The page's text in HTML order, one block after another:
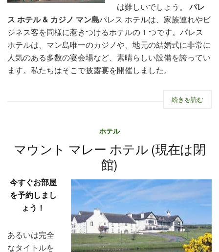
は難しいでしょう。パレ
ス ホテル & カジノ マン島パレス ホテルは、家族連れやビ
ジネス客を同様に惹きつけるホテルの 1 つです。パレス
ホテルは、マン島唯一のカジノや、地元の結婚式に非常に
人気のある多数の宴会場など、素晴らしい設備を誇ってい
ます。私たちはそこで披露宴を開催しました。
続きを読む
ホテル
マウント マレー ホテル (現在は閉
館)
今すぐお部屋
を予約しまし
ょう！
あるいは完全
なタイトルを